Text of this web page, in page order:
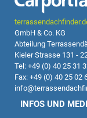
GmbH & Co. KG
Abteilung
Kieler Strasse 131 -
Tel: +49 (0) 40 25 31
Fax: +49 (0) 40 25 02
INFOS UND